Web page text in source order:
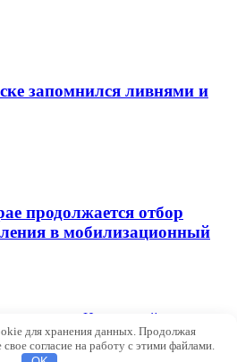
запомнился ливнями и
продолжается отбор
в мобилизационный
новости Новороссийска и
для хранения данных. Продолжая
согласие на работу с этими файлами.